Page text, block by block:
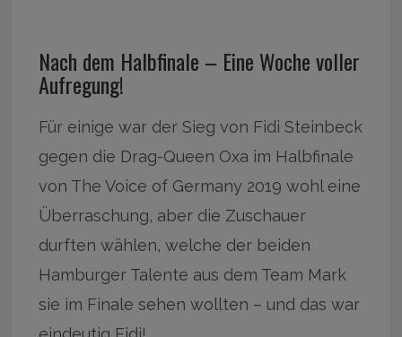
Nach dem Halbfinale – Eine Woche voller
Aufregung!
Für einige war der Sieg von Fidi Steinbeck
gegen die Drag-Queen Oxa im Halbfinale
von The Voice of Germany 2019 wohl eine
Überraschung, aber die Zuschauer
durften wählen, welche der beiden
Hamburger Talente aus dem Team Mark
sie im Finale sehen wollten – und das war